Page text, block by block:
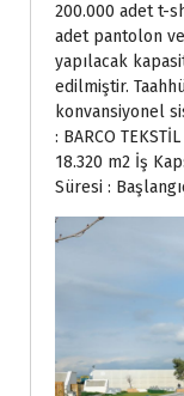
200.000 adet t-
adet pantolon
yapılacak
edilmiştir.
konvansiyonel
: BARCO
18.320 m2 İş
Süresi :